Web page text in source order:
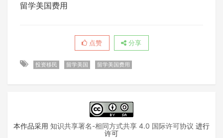
留学美国费用
点赞 分享
投资移民 留学美国 留学美国费用
本作品采用 知识共享署名-相同方式共享 4.0 国际许可协议 进行
许可